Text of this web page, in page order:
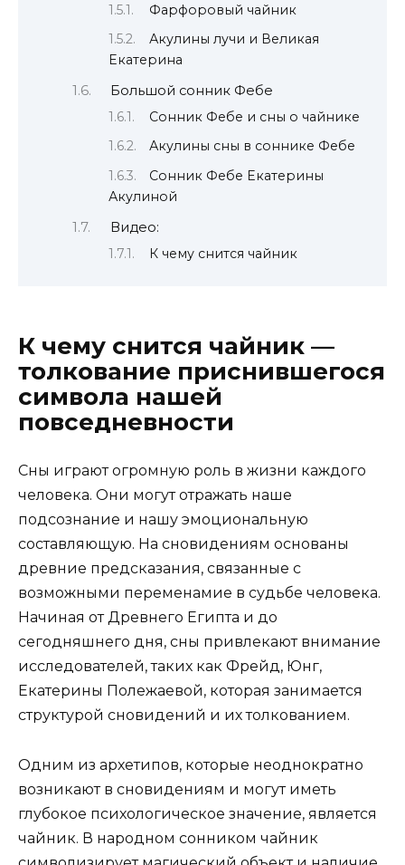
Фарфоровый чайник
Акулины лучи и Великая
Екатерина
Большой сонник Фебе
Сонник Фебе и сны о чайнике
Акулины сны в соннике Фебе
Сонник Фебе Екатерины
Акулиной
Видео:
К чему снится чайник
К чему снится чайник —
толкование приснившегося
символа нашей
повседневности
Сны играют огромную роль в жизни каждого
человека. Они могут отражать наше
подсознание и нашу эмоциональную
составляющую. На сновидениям основаны
древние предсказания, связанные с
возможными переменамие в судьбе человека.
Начиная от Древнего Египта и до
сегодняшнего дня, сны привлекают внимание
исследователей, таких как Фрейд, Юнг,
Екатерины Полежаевой, которая занимается
структурой сновидений и их толкованием.
Одним из архетипов, которые неоднократно
возникают в сновидениям и могут иметь
глубокое психологическое значение, является
чайник. В народном сонником чайник